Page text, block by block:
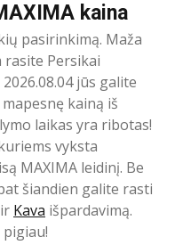
kaina
pasirinkimą. Maža
rasite Persikai
jūs galite
kainą iš
laikas yra ribotas!
vyksta
MAXIMA leidinį. Be
šiandien galite rasti
ir Kava išpardavimą.